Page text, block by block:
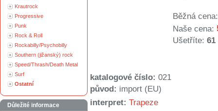
Krautrock
Progressive
Punk
Rock & Roll
Rockabilly/Psychobilly
Southern (jižanský) rock
Speed/Thrash/Death Metal
Surf
Ostatní
Důležité informace
Běžná cena:
Naše cena:
Ušetříte: 61
katalogové číslo: 021
původ: import (EU)
interpret: Trapeze